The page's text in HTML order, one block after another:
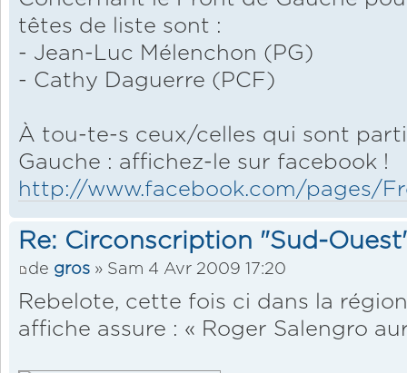
têtes de liste sont :
- Jean-Luc Mélenchon (PG)
- Cathy Daguerre (PCF)
À tou-te-s ceux/celles qui sont
Gauche : affichez-le sur facebook !
http://www.facebook.com/pages/
Re: Circonscription "Sud-
de gros » Sam 4 Avr 2009 17:20
Rebelote, cette fois ci dans la
affiche assure : « Roger Salengro